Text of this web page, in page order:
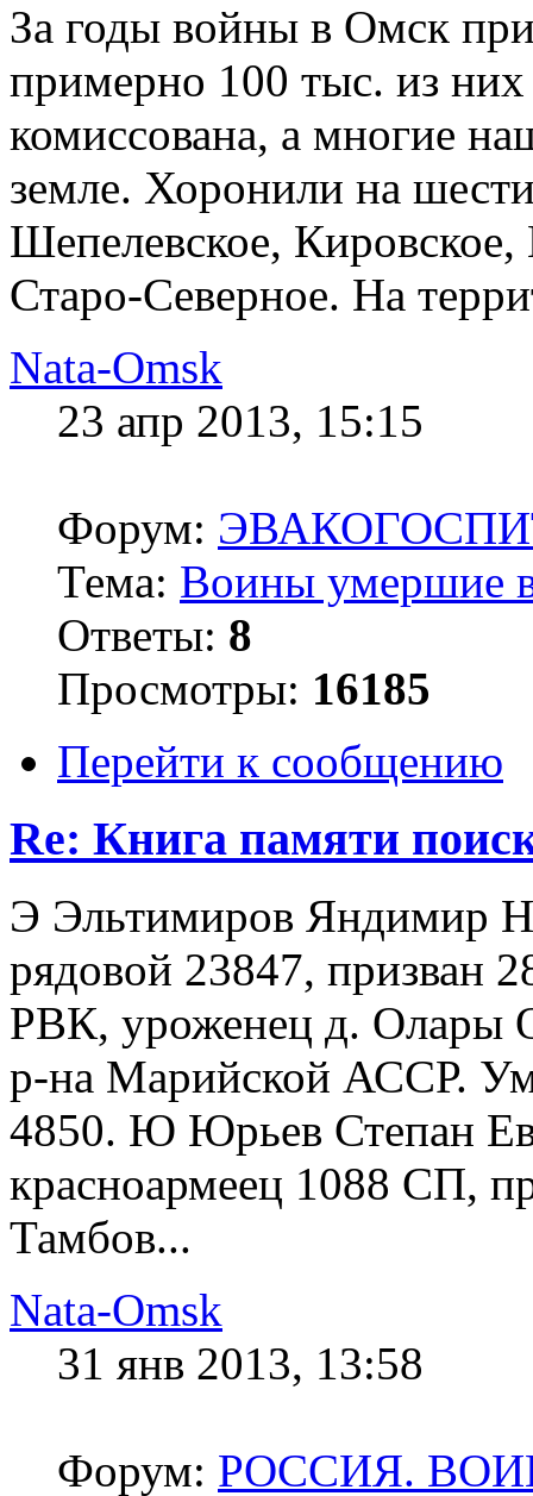
За годы войны в Омск
примерно 100 тыс. из них
комиссована, а многие
земле. Хоронили на
Шепелевское,
Старо-Северное. На
Nata-Omsk
23 апр 2013, 15:15
Форум:
Тема: Воины умершие
Ответы: 8
Просмотры: 16185
Перейти к сообщению
Re: Книга памяти
Э Эльтимиров Яндимир
рядовой 23847, призван
РВК, уроженец д. Олары
р-на Марийской АССР.
4850. Ю Юрьев Степан
красноармеец 1088 СП,
Тамбов...
Nata-Omsk
31 янв 2013, 13:58
Форум: РОССИЯ.